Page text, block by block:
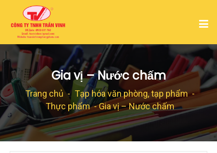
Gia vị – Nước chấm
Trang chủ - Tạp hóa văn phòng, tạp phẩm-
Thực phẩm- Gia vị – Nước chấm